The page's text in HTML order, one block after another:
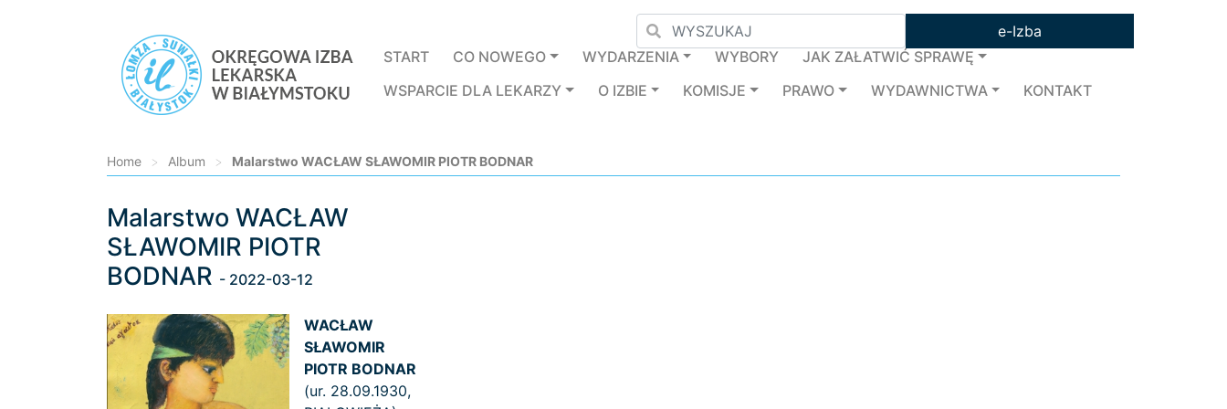
e-Izba
START
CO NOWEGO WYDARZENIA WYBORY
JAK ZAŁATWIĆ SPRAWĘ
WSPARCIE DLA LEKARZY
O IZBIE KOMISJE PRAWO WYDAWNICTWA KONTAKT
Home > Album > Malarstwo WACŁAW SŁAWOMIR PIOTR BODNAR
Malarstwo WACŁAW
SŁAWOMIR PIOTR
BODNAR - 2022-03-12
WACŁAW
SŁAWOMIR
PIOTR BODNAR
(ur. 28.09.1930,